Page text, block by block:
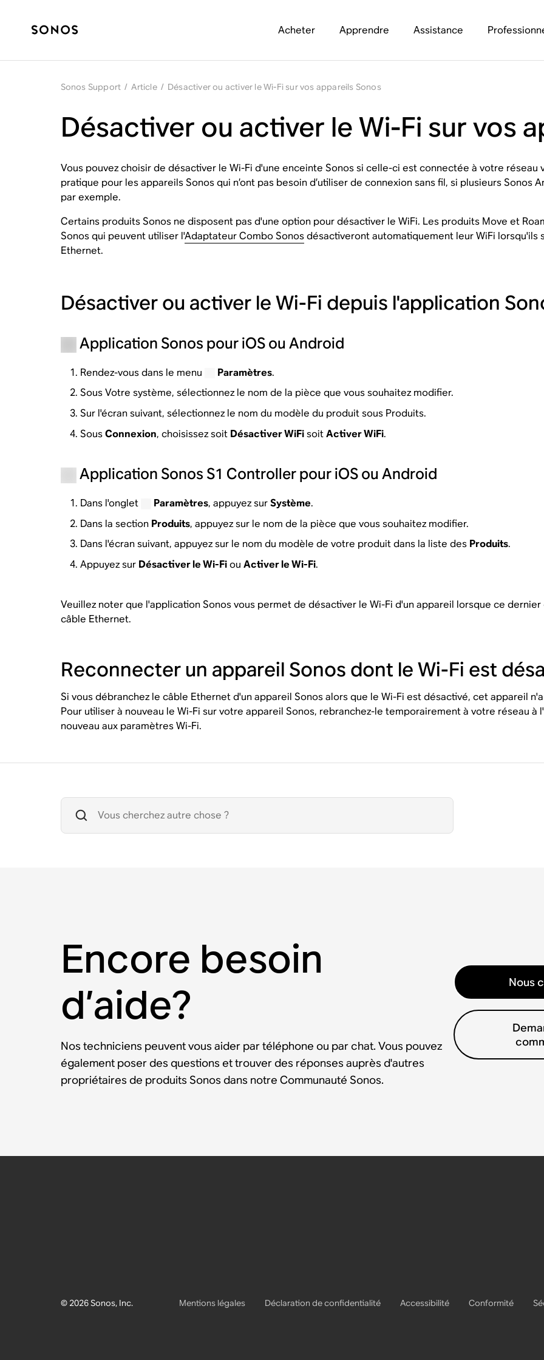
Acheter Apprendre Assistance
Sonos Support / Article / Désactiver ou activer le Wi-Fi sur vos appareils Sonos
Désactiver ou activer le Wi-Fi sur vos
Vous pouvez choisir de désactiver le Wi-Fi d'une enceinte Sonos si celle-ci est connectée à votre réseau
pratique pour les appareils Sonos qui n’ont pas besoin d’utiliser de connexion sans fil, si plusieurs Sonos
par exemple.
Certains produits Sonos ne disposent pas d'une option pour désactiver le WiFi. Les produits Move et
Sonos qui peuvent utiliser l'Adaptateur Combo Sonosdésactiveront automatiquement leur WiFi lorsqu'ils
Ethernet.
Désactiver ou activer le Wi-Fi depuis l'application
Application Sonos pour iOS ou Android
Rendez-vous dans le menu Paramètres.
Sous Votre système, sélectionnez le nom de la pièce que vous souhaitez modifier.
Sur l'écran suivant, sélectionnez le nom du modèle du produit sous Produits.
SousConnexion, choisissez soit Désactiver WiFisoitActiver WiFi.
Application Sonos S1 Controller pour iOS ou Android
Dans l'onglet Paramètres, appuyez surSystème.
Dans la section Produits, appuyez sur le nom de la pièce que vous souhaitez modifier.
Dans l'écran suivant, appuyez sur le nom du modèle de votre produit dans la liste des Produits.
Appuyez sur Désactiver le Wi-Fiou Activer le Wi-Fi.
Veuillez noter que l'application Sonos vous permet de désactiver le Wi-Fi d'un appareil lorsque ce
câble Ethernet.
Reconnecter un appareil Sonos dont le Wi-Fi est
Si vous débranchez le câble Ethernet d'un appareil Sonos alors que le Wi-Fi est désactivé, cet appareil
Pour utiliser à nouveau le Wi-Fi sur votre appareil Sonos, rebranchez-le temporairement à votre réseau à
nouveau aux paramètres Wi-Fi.
Encore besoin
d’aide?
Nos techniciens peuvent vous aider par téléphone ou par chat. Vous pouvez
également poser des questions et trouver des réponses auprès d'autres
propriétaires de produits Sonos dans notre Communauté Sonos.
Nous
© 2026 Sonos, Inc. Mentions légales Déclaration de confidentialité Accessibilité Conformité